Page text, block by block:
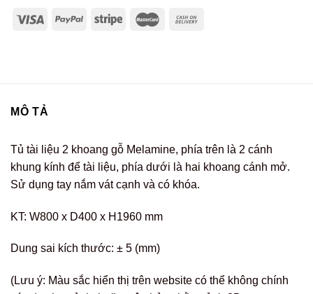
MÔ TẢ
Tủ tài liệu 2 khoang gỗ Melamine, phía trên là 2 cánh
khung kính để tài liệu, phía dưới là hai khoang cánh mở.
Sử dụng tay nắm vát cạnh và có khóa.
KT: W800 x D400 x H1960 mm
Dung sai kích thước: ± 5 (mm)
(Lưu ý: Màu sắc hiển thị trên website có thể không chính